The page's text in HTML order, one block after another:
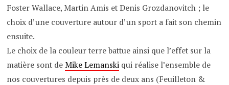
Foster Wallace, Martin Amis et Denis Grozdanovitch ; le
choix d’une couverture autour d’un sport a fait son chemin
ensuite.
Le choix de la couleur terre battue ainsi que l’effet sur la
matière sont deMike Lemanski qui réalise l’ensemble de
nos couvertures depuis près de deux ans (Feuilleton &